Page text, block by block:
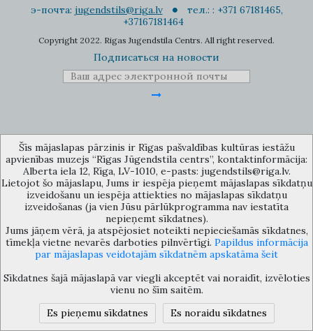
э-почта: jugendstils@riga.lv
тел.: : +371 67181465,
+37167181464
Copyright 2022. Rigas Jugendstila Centrs. All right reserved.
Подписаться на новости
Музей объединения культурных учереждений Рижского
самоуправления «Рижский центр югендстиля», улица Альберта 12,
Рига, LV 1010, Латвия (дверной код: 12), jugendstils@riga.lv
Šīs mājaslapas pārzinis ir Rīgas pašvaldības kultūras iestāžu
apvienības muzejs “Rīgas Jūgendstila centrs”, kontaktinformācija:
Alberta iela 12, Rīga, LV-1010, e-pasts: jugendstils@riga.lv.
Lietojot šo mājaslapu, Jums ir iespēja pieņemt mājaslapas sīkdatņu
izveidošanu un iespēja attiekties no mājaslapas sīkdatņu
izveidošanas (ja vien Jūsu pārlūkprogramma nav iestatīta
nepieņemt sīkdatnes).
Jums jāņem vērā, ja atspējosiet noteikti nepieciešamās sīkdatnes,
tīmekļa vietne nevarēs darboties pilnvērtīgi. Papildus informācija
par mājaslapas veidotajām sīkdatnēm apskatāma šeit
Sīkdatnes šajā mājaslapā var viegli akceptēt vai noraidīt, izvēloties
vienu no šīm saitēm.
Es pieņemu sīkdatnes
Es noraidu sīkdatnes